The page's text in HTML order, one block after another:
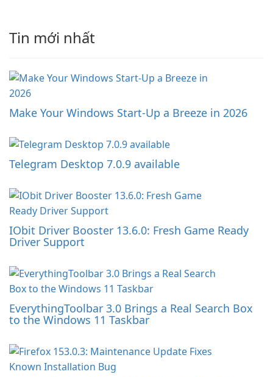
Tin mới nhất
Make Your Windows Start-Up a Breeze in 2026
Telegram Desktop 7.0.9 available
IObit Driver Booster 13.6.0: Fresh Game Ready
Driver Support
EverythingToolbar 3.0 Brings a Real Search Box
to the Windows 11 Taskbar